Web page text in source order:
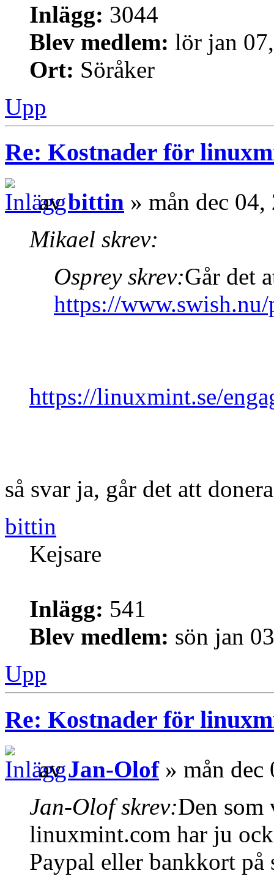
Inlägg: 3044
Blev medlem: lör jan
Ort: Söråker
Upp
Re: Kostnader för
avbittin » mån dec
Mikael skrev:
Osprey skrev:Går det
https://
https://linuxmint.se/
så svar ja, går det att
bittin
Kejsare
Inlägg: 541
Blev medlem: sön jan
Upp
Re: Kostnader för
avJan-Olof» mån dec
Jan-Olof skrev:Den
linuxmint.com har ju
Paypal eller bankkort på